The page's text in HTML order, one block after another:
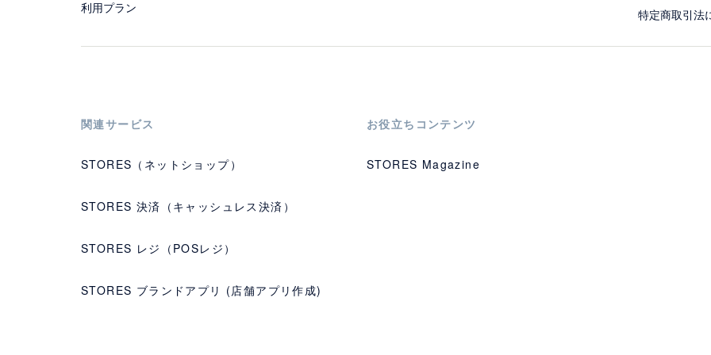
利用プラン
特定商取引法
関連サービス
STORES（ネットショップ）
STORES 決済（キャッシュレス決済）
STORES レジ（POSレジ）
STORES ブランドアプリ (店舗アプリ作成)
お役立ちコンテンツ
STORES Magazine